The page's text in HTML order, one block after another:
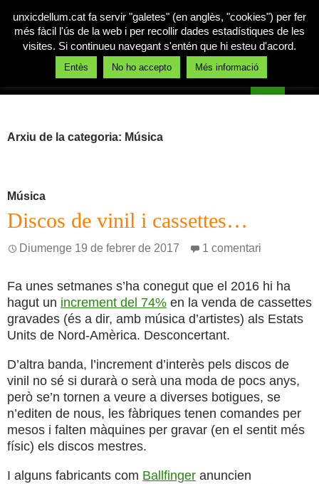
Un xic de llum
Arxiu de la categoria: Música
Música
Discos de vinil i cassettes…
Diumenge 19 de febrer de 2017 1 comentari
Fa unes setmanes s’ha conegut que el 2016 hi ha
hagut un increment del 74% en la venda de cassettes
gravades (és a dir, amb música d’artistes) als Estats
Units de Nord-Amèrica. Desconcertant.
D’altra banda, l’increment d’interès pels discos de
vinil no sé si durarà o serà una moda de pocs anys,
però se’n tornen a veure a diverses botigues, se
n’editen de nous, les fàbriques tenen comandes per
mesos i falten màquines per gravar (en el sentit més
físic) els discos mestres.
I alguns fabricants com Ballfinger anuncien
unxicdellum.cat fa servir "galetes" (en anglès, "cookies") per fer
més fàcil l'ús de la web i per recollir dades estadístiques de les
visites. Si continueu navegant s'entén que hi esteu d'acord.
Entès No ho accepto Més informació